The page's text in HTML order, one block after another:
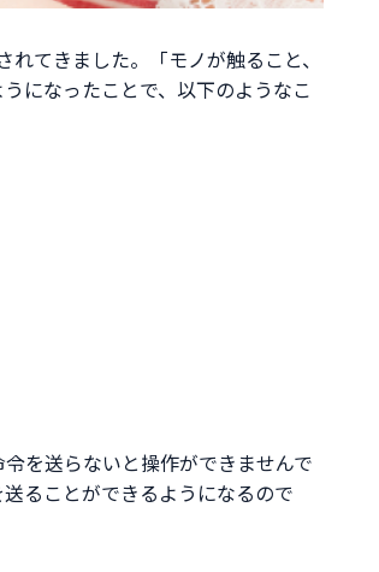
てきました。「モノが触ること、
になったことで、以下のようなこ
を送らないと操作ができませんで
ることができるようになるので